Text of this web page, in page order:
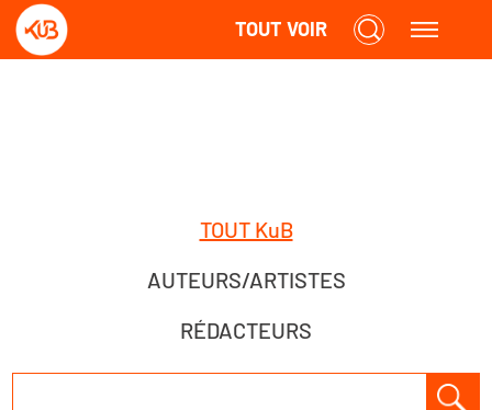
TOUT VOIR
TOUT KuB
AUTEURS/ARTISTES
RÉDACTEURS